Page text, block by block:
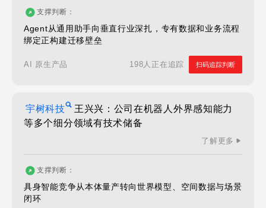
支撑判断：
Agent从通用助手向垂直行业深扎，专有数据和业务流程
绑定正构建迁移壁垒
AI 原生产品 198人正在追踪 扫码追踪判断
宇树科技
王兴兴：公司在机器人外界感知能力
等多个细分领域有技术储备
了解更多
支撑判断：
具身智能竞争从本体量产转向世界模型、空间数据与场景
闭环